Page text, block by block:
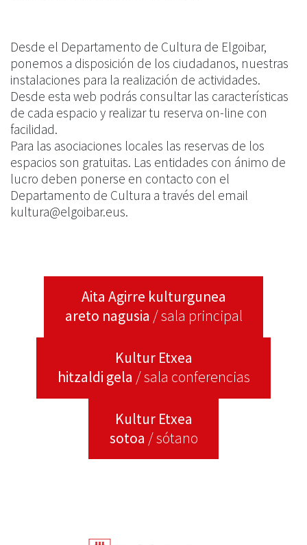
Desde el Departamento de Cultura de Elgoibar,
ponemos a disposición de los ciudadanos, nuestras
instalaciones para la realización de actividades.
Desde esta web podrás consultar las características
de cada espacio y realizar tu reserva on-line con
facilidad.
Para las asociaciones locales las reservas de los
espacios son gratuitas. Las entidades con ánimo de
lucro deben ponerse en contacto con el
Departamento de Cultura a través del email
kultura@elgoibar.eus.
Aita Agirre kulturgunea
areto nagusia / sala principal
Kultur Etxea
hitzaldi gela / sala conferencias
Kultur Etxea
sotoa / sótano